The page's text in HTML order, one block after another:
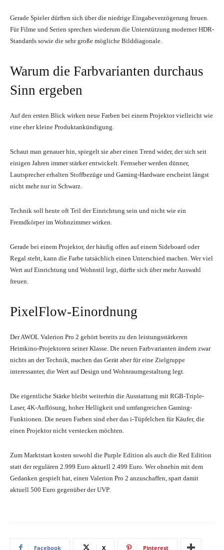
Gerade Spieler dürften sich über die niedrige Eingabeverzögerung freuen.
Für Filme und Serien sprechen wiederum die Unterstützung moderner HDR-
Standards sowie die sehr große mögliche Bilddiagonale.
Warum die Farbvarianten durchaus
Sinn ergeben
Auf den ersten Blick wirken neue Farben bei einem Projektor vielleicht wie
eine eher kleine Produktankündigung.
Schaut man genauer hin, spiegelt sie aber einen Trend wider, der sich seit
einigen Jahren immer stärker entwickelt. Fernseher werden dünner,
Lautsprecher erhalten Stoffbezüge und Gaming-Hardware erscheint längst
nicht mehr nur in Schwarz.
Technik soll heute oft Teil der Einrichtung sein und nicht wie ein
Fremdkörper im Wohnzimmer wirken.
Gerade bei einem Projektor, der häufig offen auf einem Sideboard oder
Regal steht, kann die Farbe tatsächlich einen Unterschied machen. Wer viel
Wert auf Einrichtung und Wohnstil legt, dürfte sich über mehr Auswahl
freuen.
PixelFlow-Einordnung
Der AWOL Valerion Pro 2 gehört bereits zu den leistungsstärkeren
Heimkino-Projektoren seiner Klasse. Die neuen Farbvarianten ändern zwar
nichts an der Technik, machen das Gerät aber für eine Zielgruppe
interessanter, die Wert auf Design und Wohnraumgestaltung legt.
Die eigentliche Stärke bleibt weiterhin die Ausstattung mit RGB-Triple-
Laser, 4K-Auflösung, hoher Helligkeit und umfangreichen Gaming-
Funktionen. Die neuen Farben sind eher das i-Tüpfelchen für Käufer, die
einen Projektor nicht verstecken möchten.
Zum Marktstart kosten sowohl die Purple Edition als auch die Red Edition
statt der regulären 2.999 Euro aktuell 2.499 Euro. Wer ohnehin mit dem
Gedanken gespielt hat, einen Valerion Pro 2 anzuschaffen, spart damit
aktuell 500 Euro gegenüber der UVP.
Facebook X Pinterest